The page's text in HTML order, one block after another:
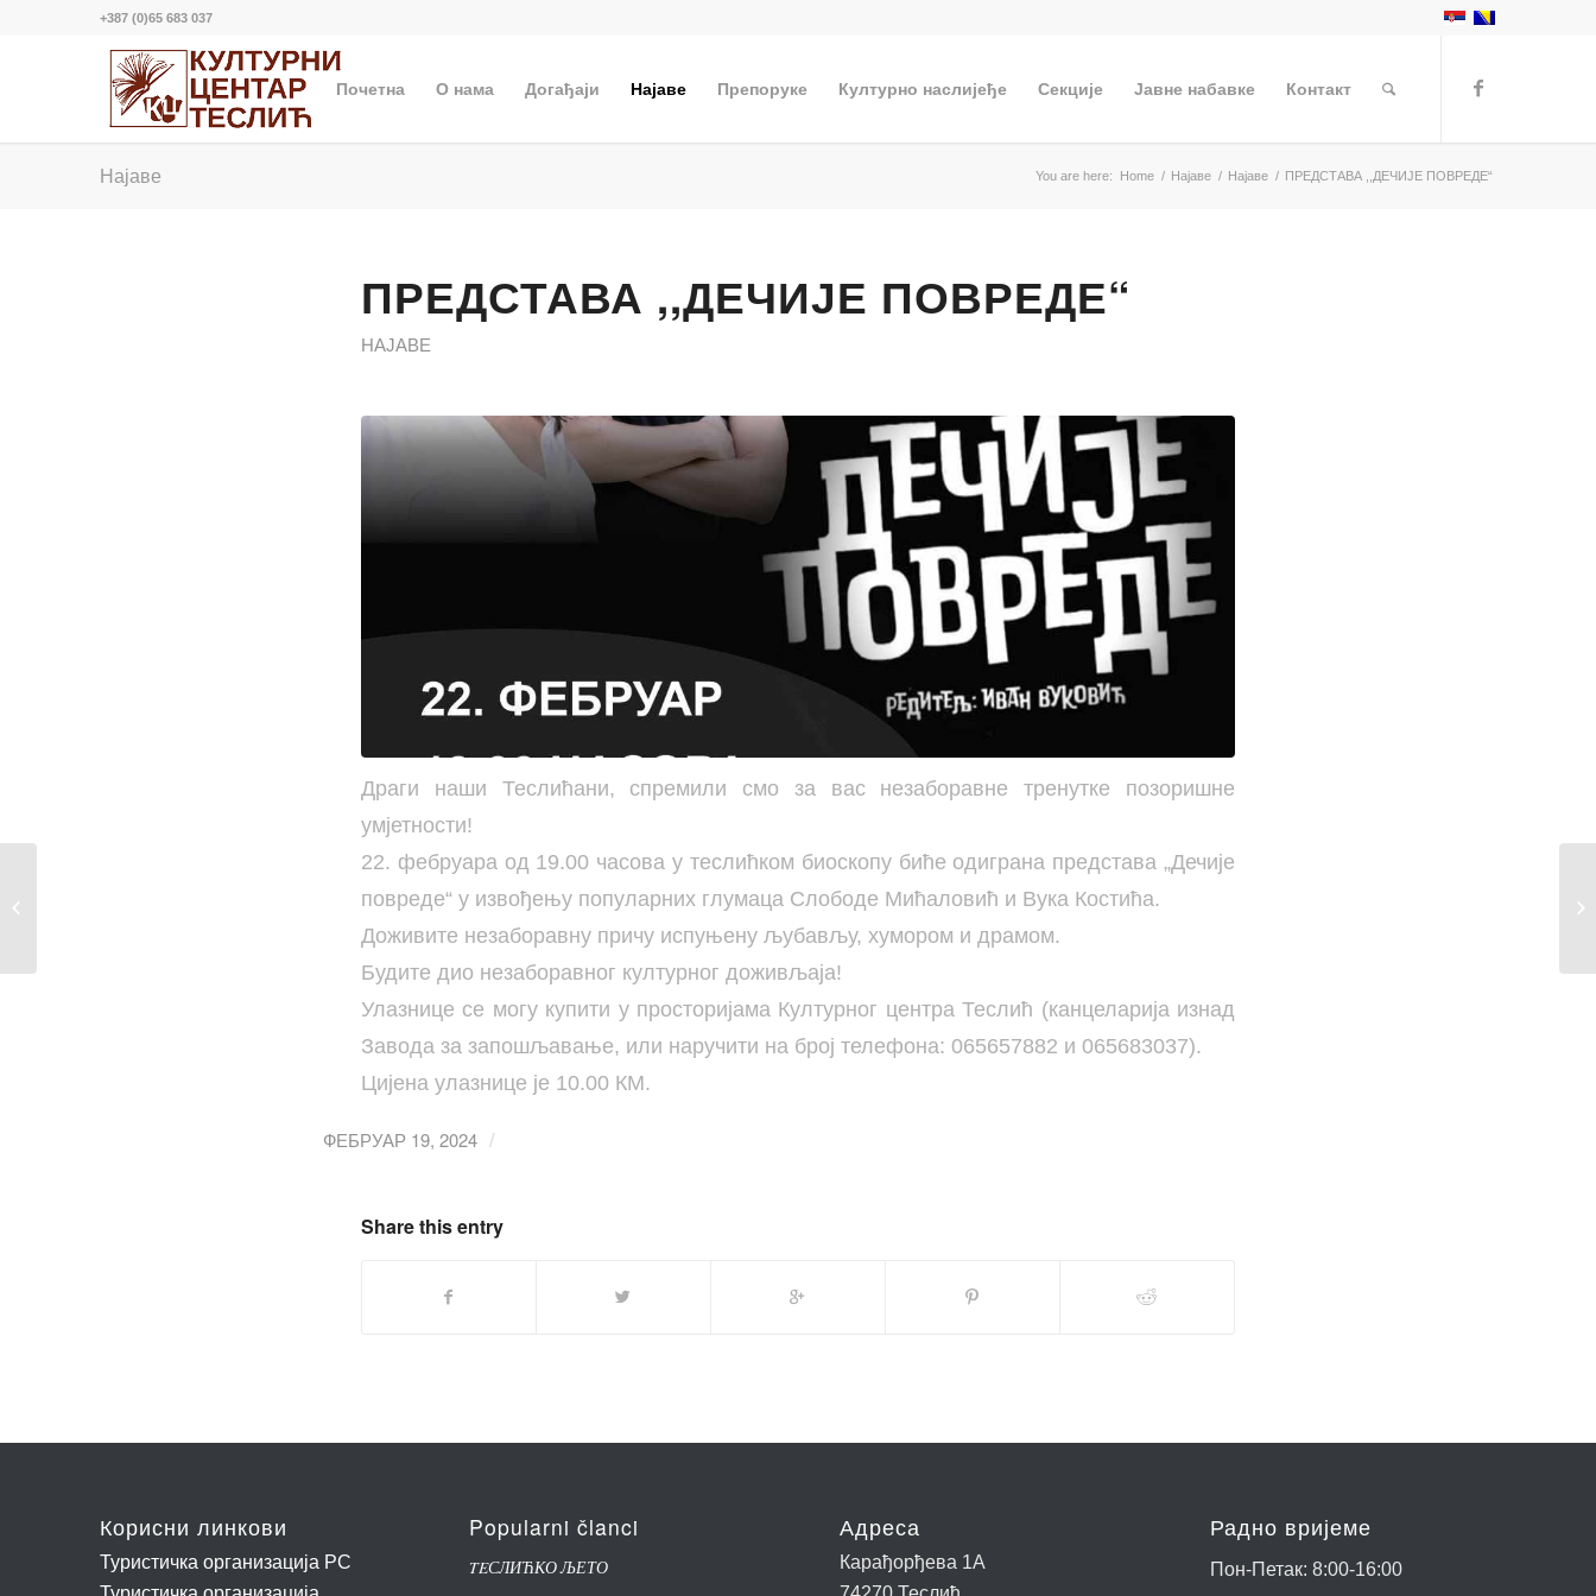
+387 (0)65 683 037
Почетна О нама Догађаји Најаве Препоруке Културно наслијеђе Секције Јавне набавке Контакт
Најаве You are here: Home / Најаве / Најаве / ПРЕДСТАВА ,,ДЕЧИЈЕ ПОВРЕДЕ“
ПРЕДСТАВА ,,ДЕЧИЈЕ ПОВРЕДЕ“
НАЈАВЕ
Драги наши Теслићани, спремили смо за вас незаборавне тренутке позоришне
умјетности!
22. фебруара од 19.00 часова у теслићком биоскопу биће одиграна представа „Дечије
повреде“ у извођењу популарних глумаца Слободе Мићаловић и Вука Костића.
Доживите незаборавну причу испуњену љубављу, хумором и драмом.
Будите дио незаборавног културног доживљаја!
Улазнице се могу купити у просторијама Културног центра Теслић (канцеларија изнад
Завода за запошљавање, или наручити на број телефона: 065657882 и 065683037).
Цијена улазнице је 10.00 КМ.
ФЕБРУАР 19, 2024 /
Share this entry
Корисни линкови
Туристичка организација РС
Popularni članci
TEСЛИЋКО ЉЕТО
Адреса
Карађорђева 1А
Радно вријеме
Пон-Петак: 8:00-16:00